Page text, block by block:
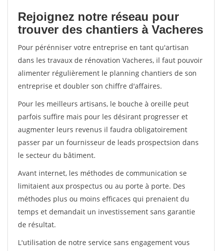
Rejoignez notre réseau pour
trouver des chantiers à Vacheres
Pour pérénniser votre entreprise en tant qu'artisan
dans les travaux de rénovation Vacheres, il faut pouvoir
alimenter régulièrement le planning chantiers de son
entreprise et doubler son chiffre d'affaires.
Pour les meilleurs artisans, le bouche à oreille peut
parfois suffire mais pour les désirant progresser et
augmenter leurs revenus il faudra obligatoirement
passer par un fournisseur de leads prospectsion dans
le secteur du bâtiment.
Avant internet, les méthodes de communication se
limitaient aux prospectus ou au porte à porte. Des
méthodes plus ou moins efficaces qui prenaient du
temps et demandait un investissement sans garantie
de résultat.
L'utilisation de notre service sans engagement vous